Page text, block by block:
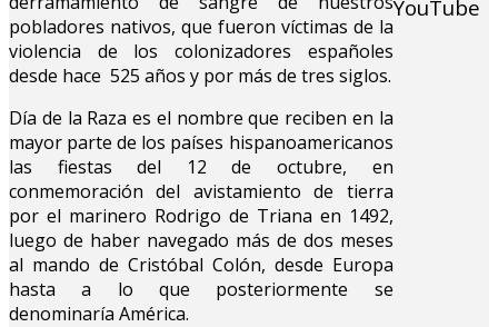
pobladores nativos, que fueron víctimas de la
violencia de los colonizadores españoles
desde hace 525 años y por más de tres siglos.
Día de la Raza es el nombre que reciben en la
mayor parte de los países hispanoamericanos
las fiestas del 12 de octubre, en
conmemoración del avistamiento de tierra
por el marinero Rodrigo de Triana en 1492,
luego de haber navegado más de dos meses
al mando de Cristóbal Colón, desde Europa
hasta a lo que posteriormente se
denominaría América.
YouTube